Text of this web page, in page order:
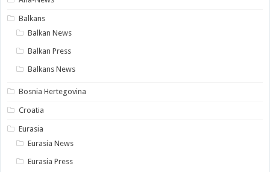
Balkans
Balkan News
Balkan Press
Balkans News
Bosnia Hertegovina
Croatia
Eurasia
Eurasia News
Eurasia Press